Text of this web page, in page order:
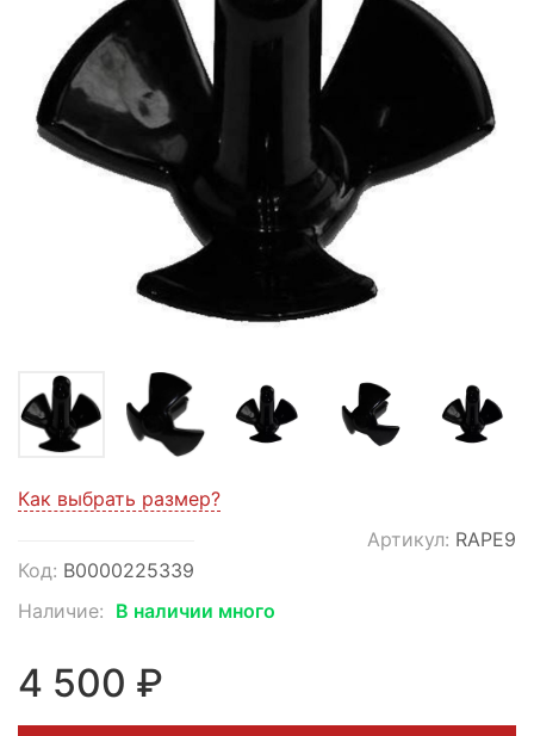
Как выбрать размер?
Код: В0000225339
Артикул: RAPE9
Наличие: В наличии много
4 500 ₽